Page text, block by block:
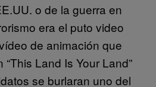
o de la guerra en
era el puto video
de animación que
Land Is Your Land”
se burlaran uno del